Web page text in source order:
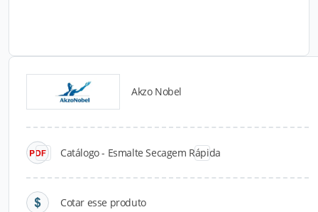
Akzo Nobel
Catálogo - Esmalte Secagem Rápida
Cotar esse produto
Catálogos para Download